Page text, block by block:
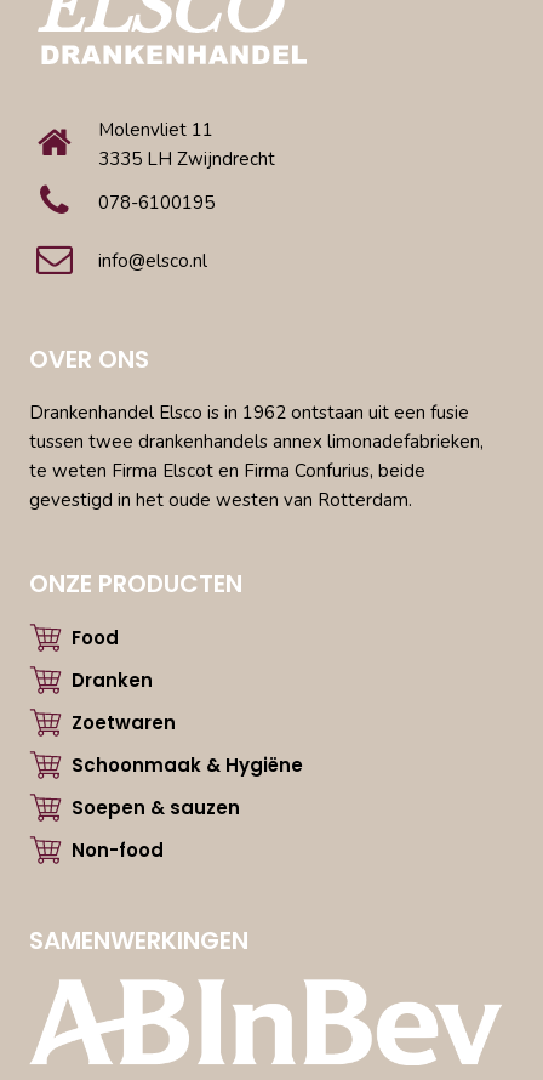
Molenvliet 11
3335 LH Zwijndrecht
078-6100195
info@elsco.nl
OVER ONS
Drankenhandel Elsco is in 1962 ontstaan uit een fusie
tussen twee drankenhandels annex limonadefabrieken,
te weten Firma Elscot en Firma Confurius, beide
gevestigd in het oude westen van Rotterdam.
ONZE PRODUCTEN
Food
Dranken
Zoetwaren
Schoonmaak & Hygiëne
Soepen & sauzen
Non-food
SAMENWERKINGEN